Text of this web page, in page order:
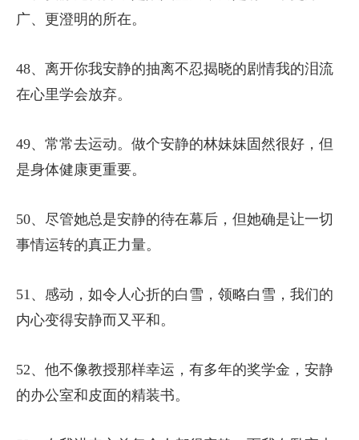
广、更澄明的所在。
48、离开你我安静的抽离不忍揭晓的剧情我的泪流
在心里学会放弃。
49、常常去运动。做个安静的林妹妹固然很好，但
是身体健康更重要。
50、尽管她总是安静的待在幕后，但她确是让一切
事情运转的真正力量。
51、感动，如令人心折的白雪，领略白雪，我们的
内心变得安静而又平和。
52、他不像教授那样幸运，有多年的奖学金，安静
的办公室和皮面的精装书。